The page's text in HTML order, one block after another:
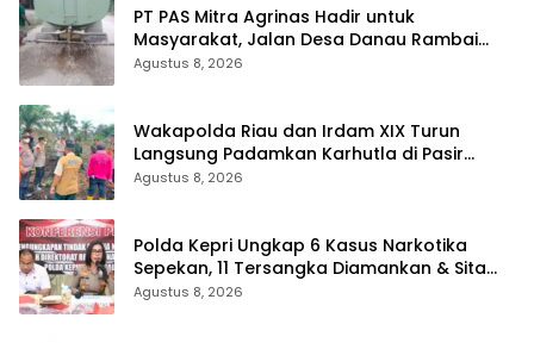
‎PT PAS Mitra Agrinas Hadir untuk
Masyarakat, Jalan Desa Danau Rambai
Dirawat dan Disiram
Agustus 8, 2026
Wakapolda Riau dan Irdam XIX Turun
Langsung Padamkan Karhutla di Pasir
Limau Kapas Rohil
Agustus 8, 2026
Polda Kepri Ungkap 6 Kasus Narkotika
Sepekan, 11 Tersangka Diamankan & Sita
402 Gram Sabu
Agustus 8, 2026